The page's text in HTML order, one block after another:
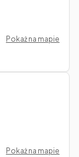
Pokaż na mapie
Pokaż na mapie